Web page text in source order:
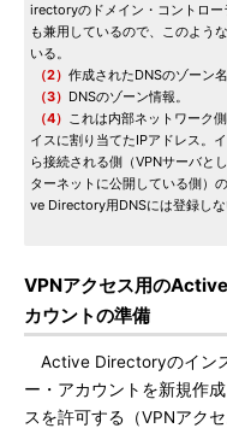
irectoryのドメイン・コントロー
も兼用しているので、このよう
いる。
（2） 作成されたDNSのゾーン名
（3） DNSのゾーン情報。
（4） これは内部ネットワーク
イスに割り当てたIPアドレス。
ら接続される側（VPNサーバと
ターネットに公開している側）
ve Directory用DNSには登録しな
VPNアクセス用の
カウントの準備
Active Directoryのイン
ー・アカウントを新規作
スを許可する（VPNアク